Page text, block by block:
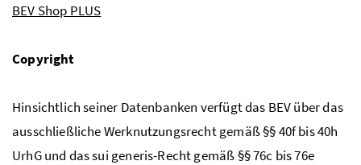
BEV Shop PLUS
Copyright
Hinsichtlich seiner Datenbanken verfügt das BEV über das
ausschließliche Werknutzungsrecht gemäß §§ 40f bis 40h
UrhG und das sui generis-Recht gemäß §§ 76c bis 76e